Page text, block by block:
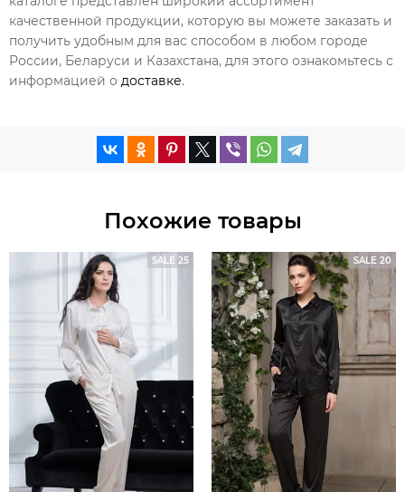
качественной продукции, которую вы можете заказать и
получить удобным для вас способом в любом городе
России, Беларуси и Казахстана, для этого ознакомьтесь с
информацией о доставке.
Похожие товары
SALE 25 SALE 20